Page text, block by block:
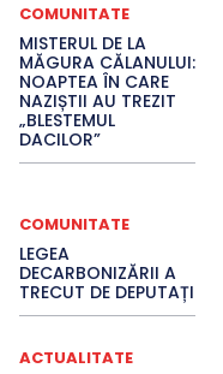
COMUNITATE
MISTERUL DE LA
MĂGURA CĂLANULUI:
NOAPTEA ÎN CARE
NAZIȘTII AU TREZIT
„BLESTEMUL
DACILOR”
COMUNITATE
LEGEA
DECARBONIZĂRII A
TRECUT DE DEPUTAȚI
ACTUALITATE